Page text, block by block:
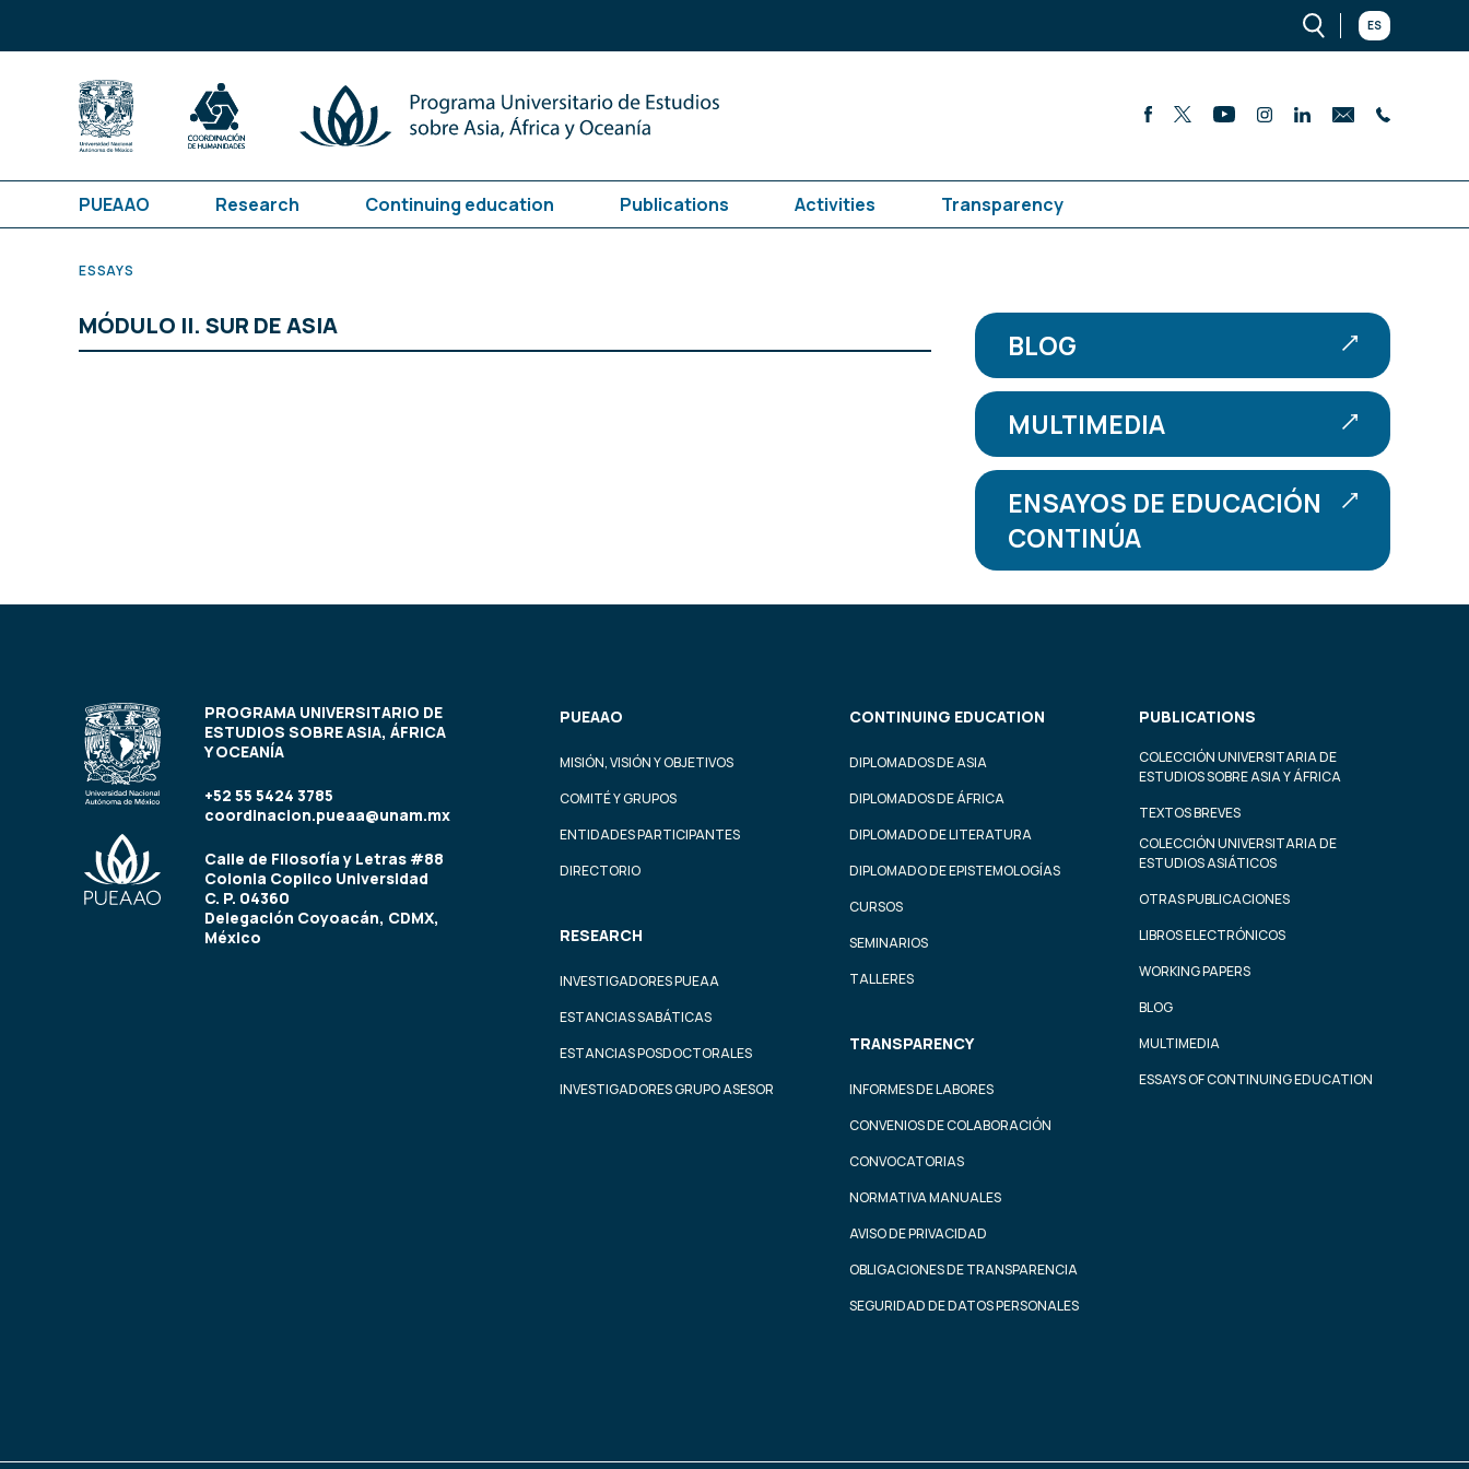
ES
PUEAAO Research Continuing education Publications Activities Transparency
ESSAYS
MÓDULO II. SUR DE ASIA
BLOG
MULTIMEDIA
ENSAYOS DE EDUCACIÓN
CONTINÚA
PROGRAMA UNIVERSITARIO DE
ESTUDIOS SOBRE ASIA, ÁFRICA
Y OCEANÍA
+52 55 5424 3785
coordinacion.pueaa@unam.mx
Calle de Filosofía y Letras #88
Colonia Copilco Universidad
C. P. 04360
Delegación Coyoacán, CDMX,
México
PUEAAO
MISIÓN, VISIÓN Y OBJETIVOS
COMITÉ Y GRUPOS
ENTIDADES PARTICIPANTES
DIRECTORIO
RESEARCH
INVESTIGADORES PUEAA
ESTANCIAS SABÁTICAS
ESTANCIAS POSDOCTORALES
INVESTIGADORES GRUPO ASESOR
CONTINUING EDUCATION
DIPLOMADOS DE ASIA
DIPLOMADOS DE ÁFRICA
DIPLOMADO DE LITERATURA
DIPLOMADO DE EPISTEMOLOGÍAS
CURSOS
SEMINARIOS
TALLERES
TRANSPARENCY
INFORMES DE LABORES
CONVENIOS DE COLABORACIÓN
CONVOCATORIAS
NORMATIVA MANUALES
AVISO DE PRIVACIDAD
OBLIGACIONES DE TRANSPARENCIA
SEGURIDAD DE DATOS PERSONALES
PUBLICATIONS
COLECCIÓN UNIVERSITARIA DE
ESTUDIOS SOBRE ASIA Y ÁFRICA
TEXTOS BREVES
COLECCIÓN UNIVERSITARIA DE
ESTUDIOS ASIÁTICOS
OTRAS PUBLICACIONES
LIBROS ELECTRÓNICOS
WORKING PAPERS
BLOG
MULTIMEDIA
ESSAYS OF CONTINUING EDUCATION